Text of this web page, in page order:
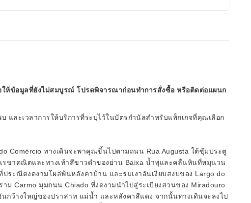
ห้ข้อมูลที่ยังไม่สมบูรณ์ โปรดพิจารณาก่อนทำการสั่งซื้อ หรือติดต่อแผนก
และเวลาการให้บริการที่ระบุไว้ในบัตรกำนัลสำหรับแพ็กเกจที่คุณเลือก
Comércio ทางเดินจะพาคุณขึ้นไปตามถนน Rua Augusta ใต้ซุ้มประตู
รขาคณิตและทางเท้าสีขาวดำของย่าน Baixa น้ำพุและคลื่นหินที่หมุนวน
ระณีตงดงามโผล่พ้นหลังคาบ้าน และร่มเงาอันเงียบสงบของ Largo do
ม Carmo มุมถนน Chiado ที่งดงามนำไปสู่ระเบียงสวนของ Miradouro
กว้างใหญ่ของปราสาท แม่น้ำ และหลังคาสีแดง จากนั้นทางเดินจะลงไป